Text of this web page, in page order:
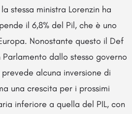
stessa ministra Lorenzin ha
il 6,8% del Pil, che è uno
Nonostante questo il Def
dallo stesso governo
alcuna inversione di
una crescita per i prossimi
inferiore a quella del PIL, con